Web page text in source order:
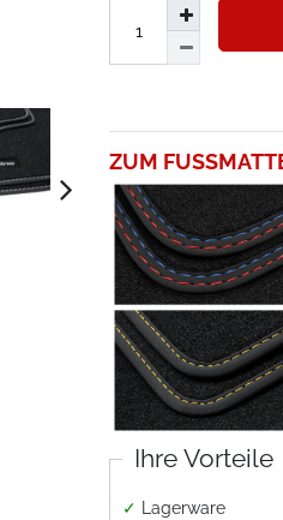
ZUM
Ihre Vorteile
✓ Lagerware